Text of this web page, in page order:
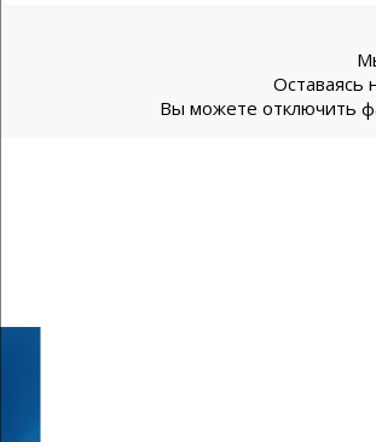
Оставаясь
Вы можете отключить